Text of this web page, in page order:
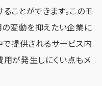
ことができます。このモ
の変動を抑えたい企業に
で提供されるサービス内
が発生しにくい点もメ